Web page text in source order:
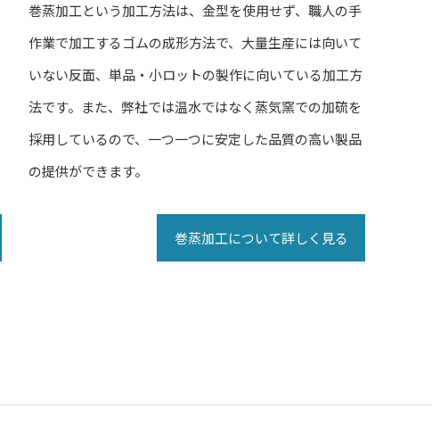
巻蒸加工という加工方法は、金型を使用せず、職人の手
作業で加工するゴムの成形方法で、大量生産には向いて
いない反面、単品・小ロットの製作に向いている加工方
法です。また、弊社では温水ではなく蒸気窯での加硫を
採用しているので、一つ一つに安定した品質の高い製品
の提供ができます。
巻蒸加工について詳しく見る